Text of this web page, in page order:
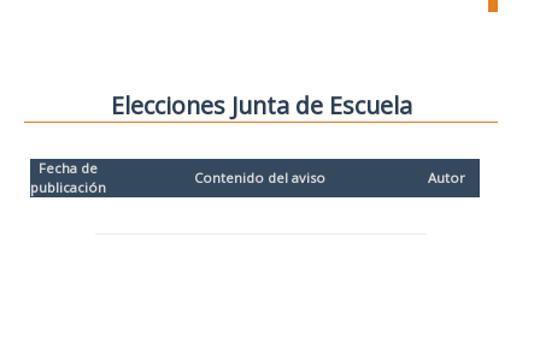
Elecciones Junta de Escuela
Fecha de
publicación
Contenido del aviso Autor